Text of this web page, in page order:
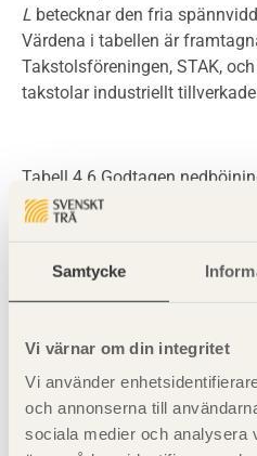
Samtycke
Vi värnar om din integritet
Vi använder
och annonserna till
sociala medier och analysera
L betecknar den fria
Värdena i tabellen är
Takstolsföreningen, STAK,
takstolar industriellt
Tabell 4.6 Godtagen
irreversibelt lasttillstånd
lastkombination.
Typ av konstruktion
Tak- eller golvbjälklag, som
Bostadsutrymme